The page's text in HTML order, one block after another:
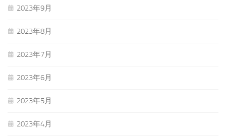
2023年9月
2023年8月
2023年7月
2023年6月
2023年5月
2023年4月